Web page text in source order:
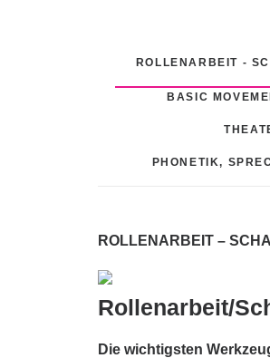
ROLLENARBEIT -
BASIC
PHONETIK,
ROLLENARBEIT –
Rollenarbeit/
Die wichtigsten